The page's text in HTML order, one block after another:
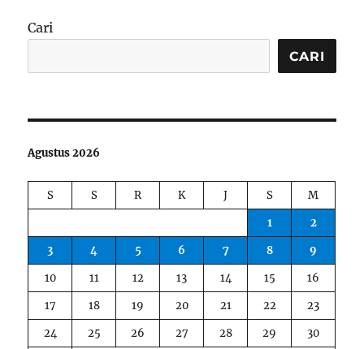
Cari
CARI
Agustus 2026
S S R K J S
M
1
2
3
4 5 6 7 8
9
10
11 12 13 14 15
16
17
18 19 20 21 22
23
24
25 26 27 28 29
30